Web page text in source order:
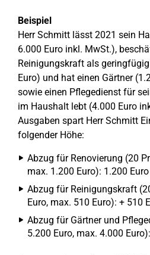
Beispiel
Herr Schmitt lässt 2021 sein
6.000 Euro inkl. MwSt.),
Reinigungskraft als
Euro) und hat einen Gärtner
sowie einen Pflegedienst für
im Haushalt lebt (4.000 Euro
Ausgaben spart Herr Schmitt
folgender Höhe:
Abzug für Renovierung (20
max. 1.200 Euro): 1.200 Euro
Abzug für Reinigungskraft
Euro, max. 510 Euro): + 510
Abzug für Gärtner und
5.200 Euro, max. 4.000